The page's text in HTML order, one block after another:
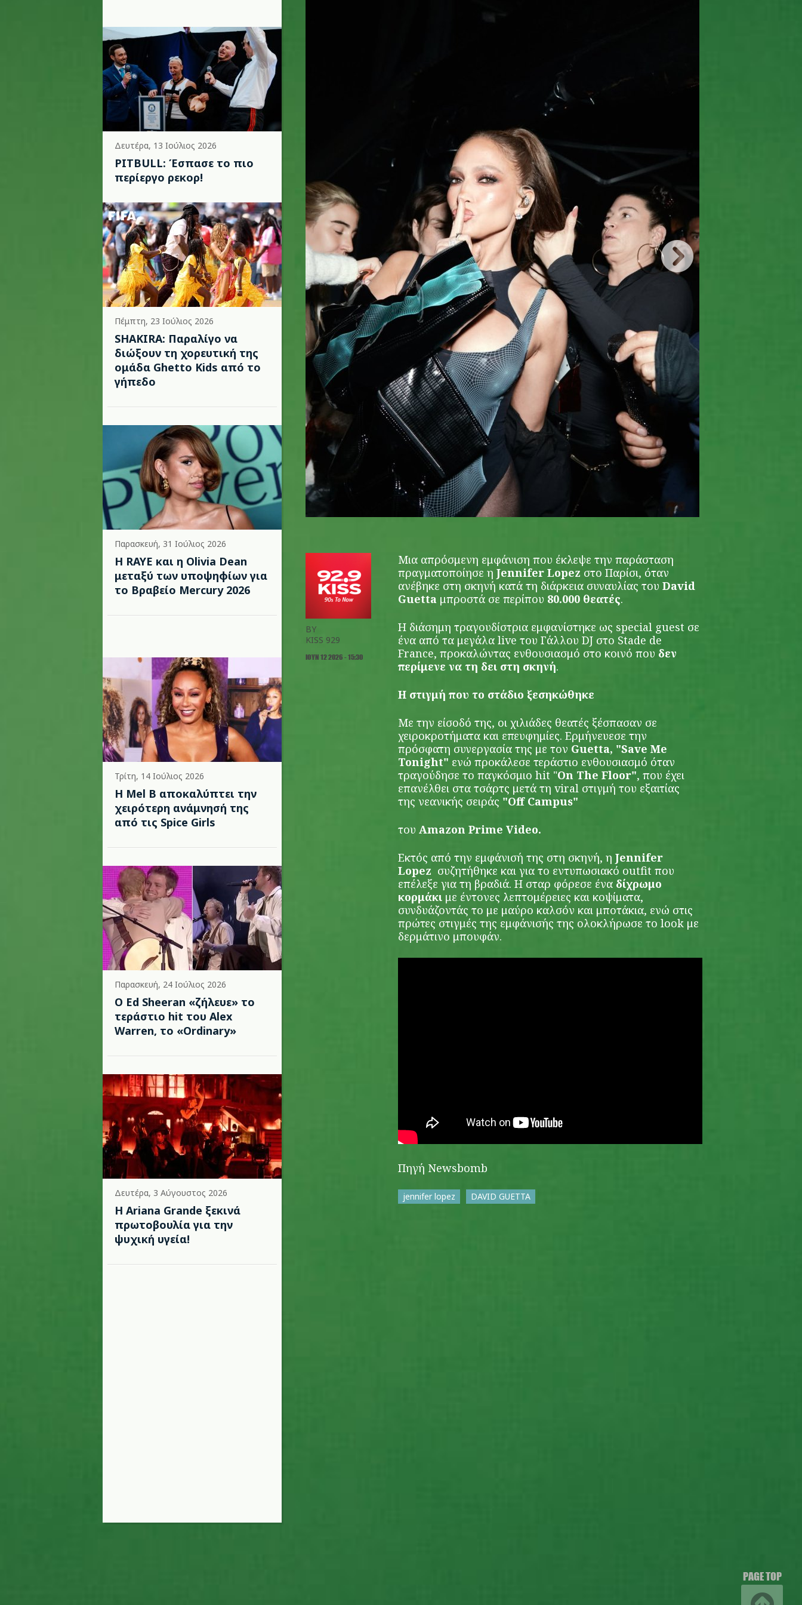
Δευτέρα, 13 Ιούλιος 2026
PITBULL: Έσπασε το πιο
περίεργο ρεκορ!
Πέμπτη, 23 Ιούλιος 2026
SHAKIRA: Παραλίγο να
διώξουν τη χορευτική της
ομάδα Ghetto Kids από το
γήπεδο
Παρασκευή, 31 Ιούλιος 2026
Η RAYE και η Olivia Dean
μεταξύ των υποψηφίων για
το Βραβείο Mercury 2026
Τρίτη, 14 Ιούλιος 2026
Η Mel B αποκαλύπτει την
χειρότερη ανάμνησή της
από τις Spice Girls
Παρασκευή, 24 Ιούλιος 2026
Ο Ed Sheeran «ζήλευε» το
τεράστιο hit του Alex
Warren, το «Ordinary»
Δευτέρα, 3 Αύγουστος 2026
Η Ariana Grande ξεκινά
πρωτοβουλία για την
ψυχική υγεία!
BY
KISS 929
ΙΟΥΝ 12 2026 - 15:30
Μια απρόσμενη εμφάνιση που έκλεψε την παράσταση
πραγματοποίησε η Jennifer Lopez στο Παρίσι, όταν
ανέβηκε στη σκηνή κατά τη διάρκεια συναυλίας του David
Guetta μπροστά σε περίπου 80.000 θεατές.
Η διάσημη τραγουδίστρια εμφανίστηκε ως special guest σε
ένα από τα μεγάλα live του Γάλλου DJ στο Stade de
France, προκαλώντας ενθουσιασμό στο κοινό που δεν
περίμενε να τη δει στη σκηνή.
Η στιγμή που το στάδιο ξεσηκώθηκε
Με την είσοδό της, οι χιλιάδες θεατές ξέσπασαν σε
χειροκροτήματα και επευφημίες. Ερμήνευεσε την
πρόσφατη συνεργασία της με τον Guetta, "Save Me
Tonight" ενώ προκάλεσε τεράστιο ενθουσιασμό όταν
τραγούδησε το παγκόσμιο hit "On The Floor", που έχει
επανέλθει στα τσάρτς μετά τη viral στιγμή του εξαιτίας
της νεανικής σειράς "Off Campus"
του Amazon Prime Video.
Εκτός από την εμφάνισή της στη σκηνή, η Jennifer
Lopez συζητήθηκε και για το εντυπωσιακό outfit που
επέλεξε για τη βραδιά. Η σταρ φόρεσε ένα δίχρωμο
κορμάκι με έντονες λεπτομέρειες και κοψίματα,
συνδυάζοντάς το με μαύρο καλσόν και μποτάκια, ενώ στις
πρώτες στιγμές της εμφάνισής της ολοκλήρωσε το look με
δερμάτινο μπουφάν.
Πηγή Newsbomb
jennifer lopez DAVID GUETTA
PAGE TOP